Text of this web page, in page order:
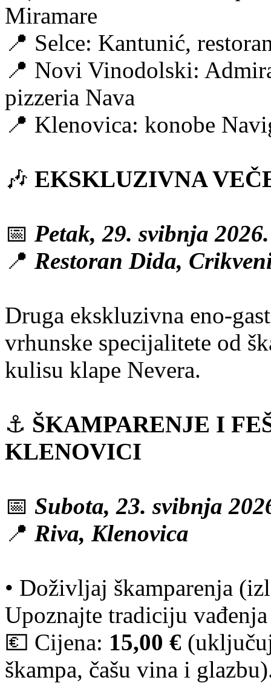
Miramare
📍 Selce: Kantunić,
📍 Novi Vinodolski:
pizzeria Nava
📍 Klenovica: konobe
🎶 EKSKLUZIVNA
📅 Petak, 29. svibnja 2026.
📍 Restoran Dida,
Druga ekskluzivna eno-
vrhunske specijalitete od
kulisu klape Nevera.
⚓ ŠKAMPARENJE I
KLENOVICI
📅 Subota, 23. svibnja
📍 Riva, Klenovica
• Doživljaj škamparenja
Upoznajte tradiciju
💶 Cijena: 15,00 €
škampa, čašu vina i